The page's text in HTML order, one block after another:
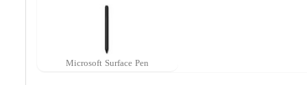
Microsoft Surface Pen